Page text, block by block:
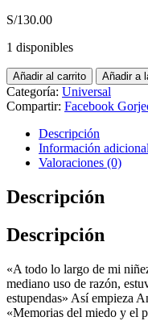
S/130.00
1 disponibles
Añadir al carrito Añadir a
Categoría: Universal
Compartir: Facebook
Descripción
Información adicional
Valoraciones (0)
Descripción
Descripción
«A todo lo largo de mi
mediano uso de razón,
estupendas» Así empieza
«Memorias del miedo y el